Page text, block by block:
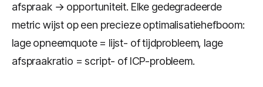
afspraak → opportuniteit. Elke gedegradeerde
metric wijst op een precieze optimalisatiehefboom:
lage opneemquote = lijst- of tijdprobleem, lage
afspraakratio = script- of ICP-probleem.